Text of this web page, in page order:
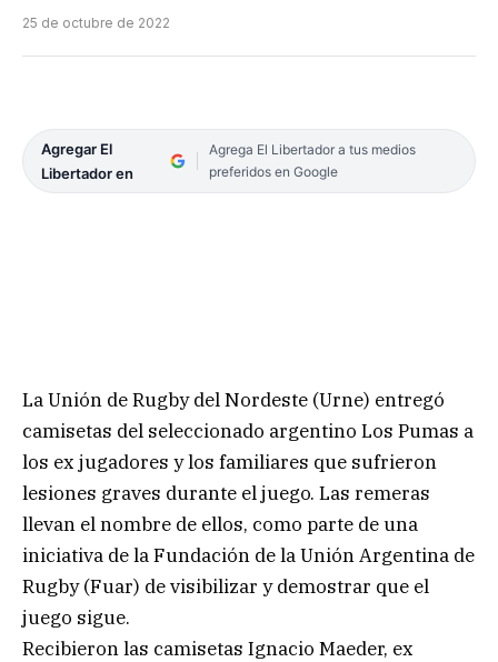
25 de octubre de 2022
Agregar El
Libertador en
Agrega El Libertador a tus medios
preferidos en Google
La Unión de Rugby del Nordeste (Urne) entregó
camisetas del seleccionado argentino Los Pumas a
los ex jugadores y los familiares que sufrieron
lesiones graves durante el juego. Las remeras
llevan el nombre de ellos, como parte de una
iniciativa de la Fundación de la Unión Argentina de
Rugby (Fuar) de visibilizar y demostrar que el
juego sigue.
Recibieron las camisetas Ignacio Maeder, ex